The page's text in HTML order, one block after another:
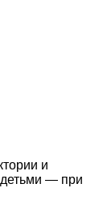
и
— при